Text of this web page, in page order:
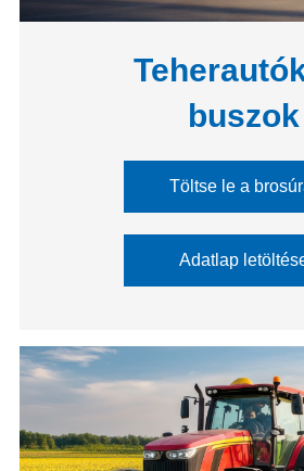
buszok
Töltse le a
Adatlap